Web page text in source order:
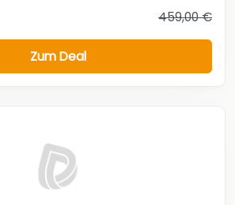
459,00 €
Zum Deal